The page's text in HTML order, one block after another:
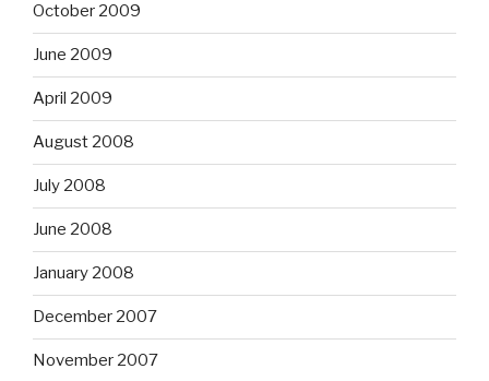
October 2009
June 2009
April 2009
August 2008
July 2008
June 2008
January 2008
December 2007
November 2007